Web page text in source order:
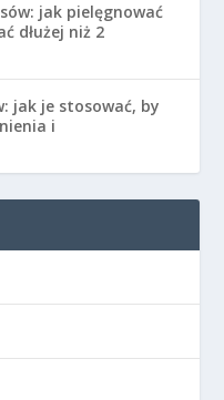
jak pielęgnować
dłużej niż 2
jak je stosować, by
i